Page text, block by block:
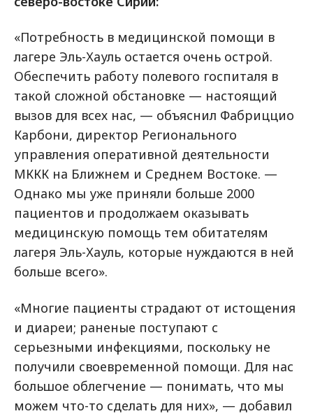
«Потребность в медицинской помощи в
лагере Эль-Хауль остается очень острой.
Обеспечить работу полевого госпиталя в
такой сложной обстановке — настоящий
вызов для всех нас, — объяснил Фабриццио
Карбони, директор Регионального
управления оперативной деятельности
МККК на Ближнем и Среднем Востоке. —
Однако мы уже приняли больше 2000
пациентов и продолжаем оказывать
медицинскую помощь тем обитателям
лагеря Эль-Хауль, которые нуждаются в ней
больше всего».
«Многие пациенты страдают от истощения
и диареи; раненые поступают с
серьезными инфекциями, поскольку не
получили своевременной помощи. Для нас
большое облегчение — понимать, что мы
можем что-то сделать для них», — добавил